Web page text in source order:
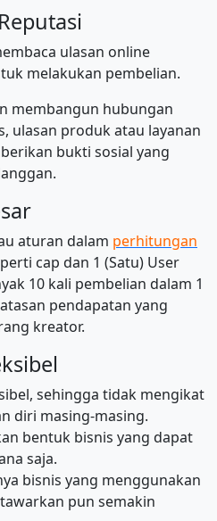
ulasan online
melakukan pembelian.
membangun hubungan
ulasan produk atau layanan
bukti sosial yang
aturan dalam perhitungan
cap dan 1 (Satu) User
10 kali pembelian dalam 1
pendapatan yang
kreator.
sehingga tidak mengikat
diri masing-masing.
bentuk bisnis yang dapat
saja.
bisnis yang menggunakan
pun semakin